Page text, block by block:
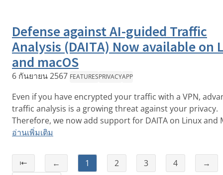
Defense against AI-guided Traffic
Analysis (DAITA) Now available on
and macOS
6 กันยายน 2567 FEATURESPRIVACYAPP
Even if you have encrypted your traffic with a VPN,
traffic analysis is a growing threat against your privacy.
Therefore, we now add support for DAITA on Linux and
อ่านเพิ่มเติม
⇤ ← 1 2 3 4 →